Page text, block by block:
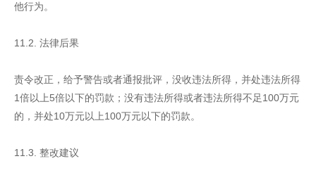
他行为。
11.2. 法律后果
责令改正，给予警告或者通报批评，没收违法所得，并处违法所得
1倍以上5倍以下的罚款；没有违法所得或者违法所得不足100万元
的，并处10万元以上100万元以下的罚款。
11.3. 整改建议